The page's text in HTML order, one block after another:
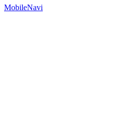
MobileNavi